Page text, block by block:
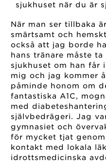
sjukhuset när du är
När man ser tillbaka
smärtsamt och
också att jag borde
hans tränare måste
sjukhuset om han får
mig och jag kommer
påminde honom om
fantastiska A1C,
med
självbedrägeri. Jag
gymnasiet och
för mycket tjat
kontakt med lokala
idrottsmedicinska